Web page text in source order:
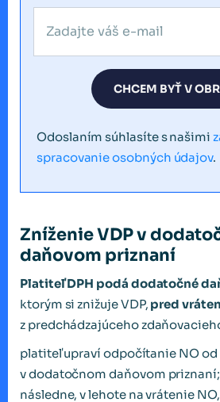
CHCEM BYŤ V
Odoslaním súhlasíte s našimi
spracovanie osobných údajov.
Zníženie VDP v
daňovom priznaní
Platiteľ DPH podá dodatočné
ktorým si znižuje VDP, pred
z predchádzajúceho
platiteľ upraví odpočítanie NO od
v dodatočnom daňovom
následne, v lehote na vrátenie